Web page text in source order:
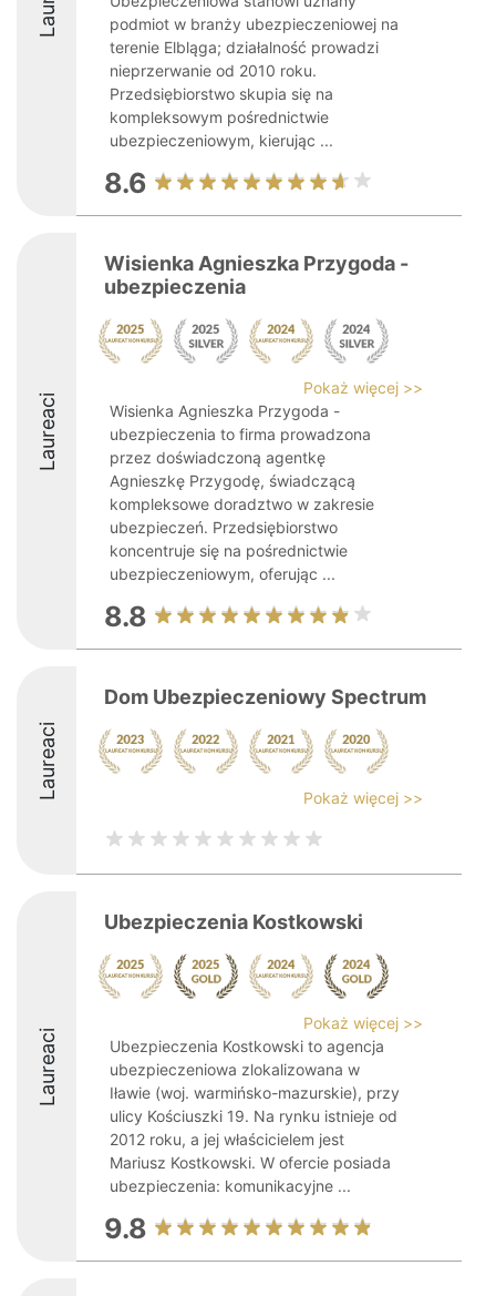
podmiot w branży ubezpieczeniowej na
terenie Elbląga; działalność prowadzi
nieprzerwanie od 2010 roku.
Przedsiębiorstwo skupia się na
kompleksowym pośrednictwie
ubezpieczeniowym, kierując ...
8.6
Laureaci
Wisienka Agnieszka Przygoda -
ubezpieczenia
Pokaż więcej >>
Wisienka Agnieszka Przygoda -
ubezpieczenia to firma prowadzona
przez doświadczoną agentkę
Agnieszkę Przygodę, świadczącą
kompleksowe doradztwo w zakresie
ubezpieczeń. Przedsiębiorstwo
koncentruje się na pośrednictwie
ubezpieczeniowym, oferując ...
8.8
Laureaci
Dom Ubezpieczeniowy Spectrum
Pokaż więcej >>
Laureaci
Ubezpieczenia Kostkowski
Pokaż więcej >>
Ubezpieczenia Kostkowski to agencja
ubezpieczeniowa zlokalizowana w
Iławie (woj. warmińsko-mazurskie), przy
ulicy Kościuszki 19. Na rynku istnieje od
2012 roku, a jej właścicielem jest
Mariusz Kostkowski. W ofercie posiada
ubezpieczenia: komunikacyjne ...
9.8